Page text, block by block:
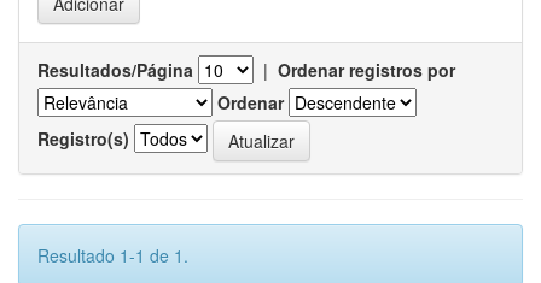
Resultados/Página | Ordenar registros por
Ordenar
Registro(s)
Resultado 1-1 de 1.